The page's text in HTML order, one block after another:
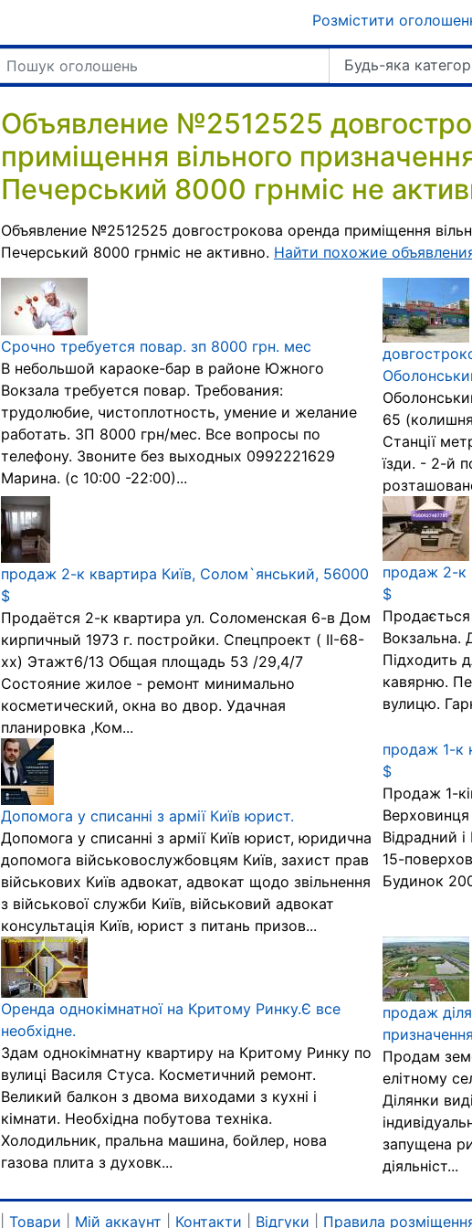
Розмістити
Будь-яка
Объявление №2512525
приміщення вільного призначення
Печерський 8000 грнміс не
Объявление №2512525 довгострокова оренда приміщення
Печерський 8000 грнміс не активно. Найти похожие
Срочно требуется повар. зп 8000 грн. мес
В небольшой караоке-бар в районе Южного
Вокзала требуется повар. Требования:
трудолюбие, чистоплотность, умение и желание
работать. ЗП 8000 грн/мес. Все вопросы по
телефону. Звоните без выходных 0992221629
Марина. (с 10:00 -22:00)...
65
Станції
їзди. - 2-й
продаж 2-к квартира Київ, Солом`янський, 56000
$
Продаётся 2-к квартира ул. Соломенская 6-в Дом
кирпичный 1973 г. постройки. Спецпроект ( II-68-
хх) Этажт6/13 Общая площадь 53 /29,4/7
Состояние жилое - ремонт минимально
косметический, окна во двор. Удачная
планировка ,Ком...
продаж 2-к
$
Вокзальна.
Підходить
кавярню.
вулицю.
Допомога у списанні з армії Київ юрист.
Допомога у списанні з армії Київ юрист, юридична
допомога військовослужбовцям Київ, захист прав
військових Київ адвокат, адвокат щодо звільнення
з військової служби Київ, військовий адвокат
консультація Київ, юрист з питань призов...
продаж 1-к
$
Продаж 1-
Верховинця
Відрадний
15-
Будинок
Оренда однокімнатної на Критому Ринку.Є все
необхідне.
Здам однокімнатну квартиру на Критому Ринку по
вулиці Василя Стуса. Косметичний ремонт.
Великий балкон з двома виходами з кухні і
кімнати. Необхідна побутова техніка.
Холодильник, пральна машина, бойлер, нова
газова плита з духовк...
продаж
Продам
елітному
Ділянки
запущена
діяльніст...
Товари Мій аккаунт Контакти Відгуки Правила